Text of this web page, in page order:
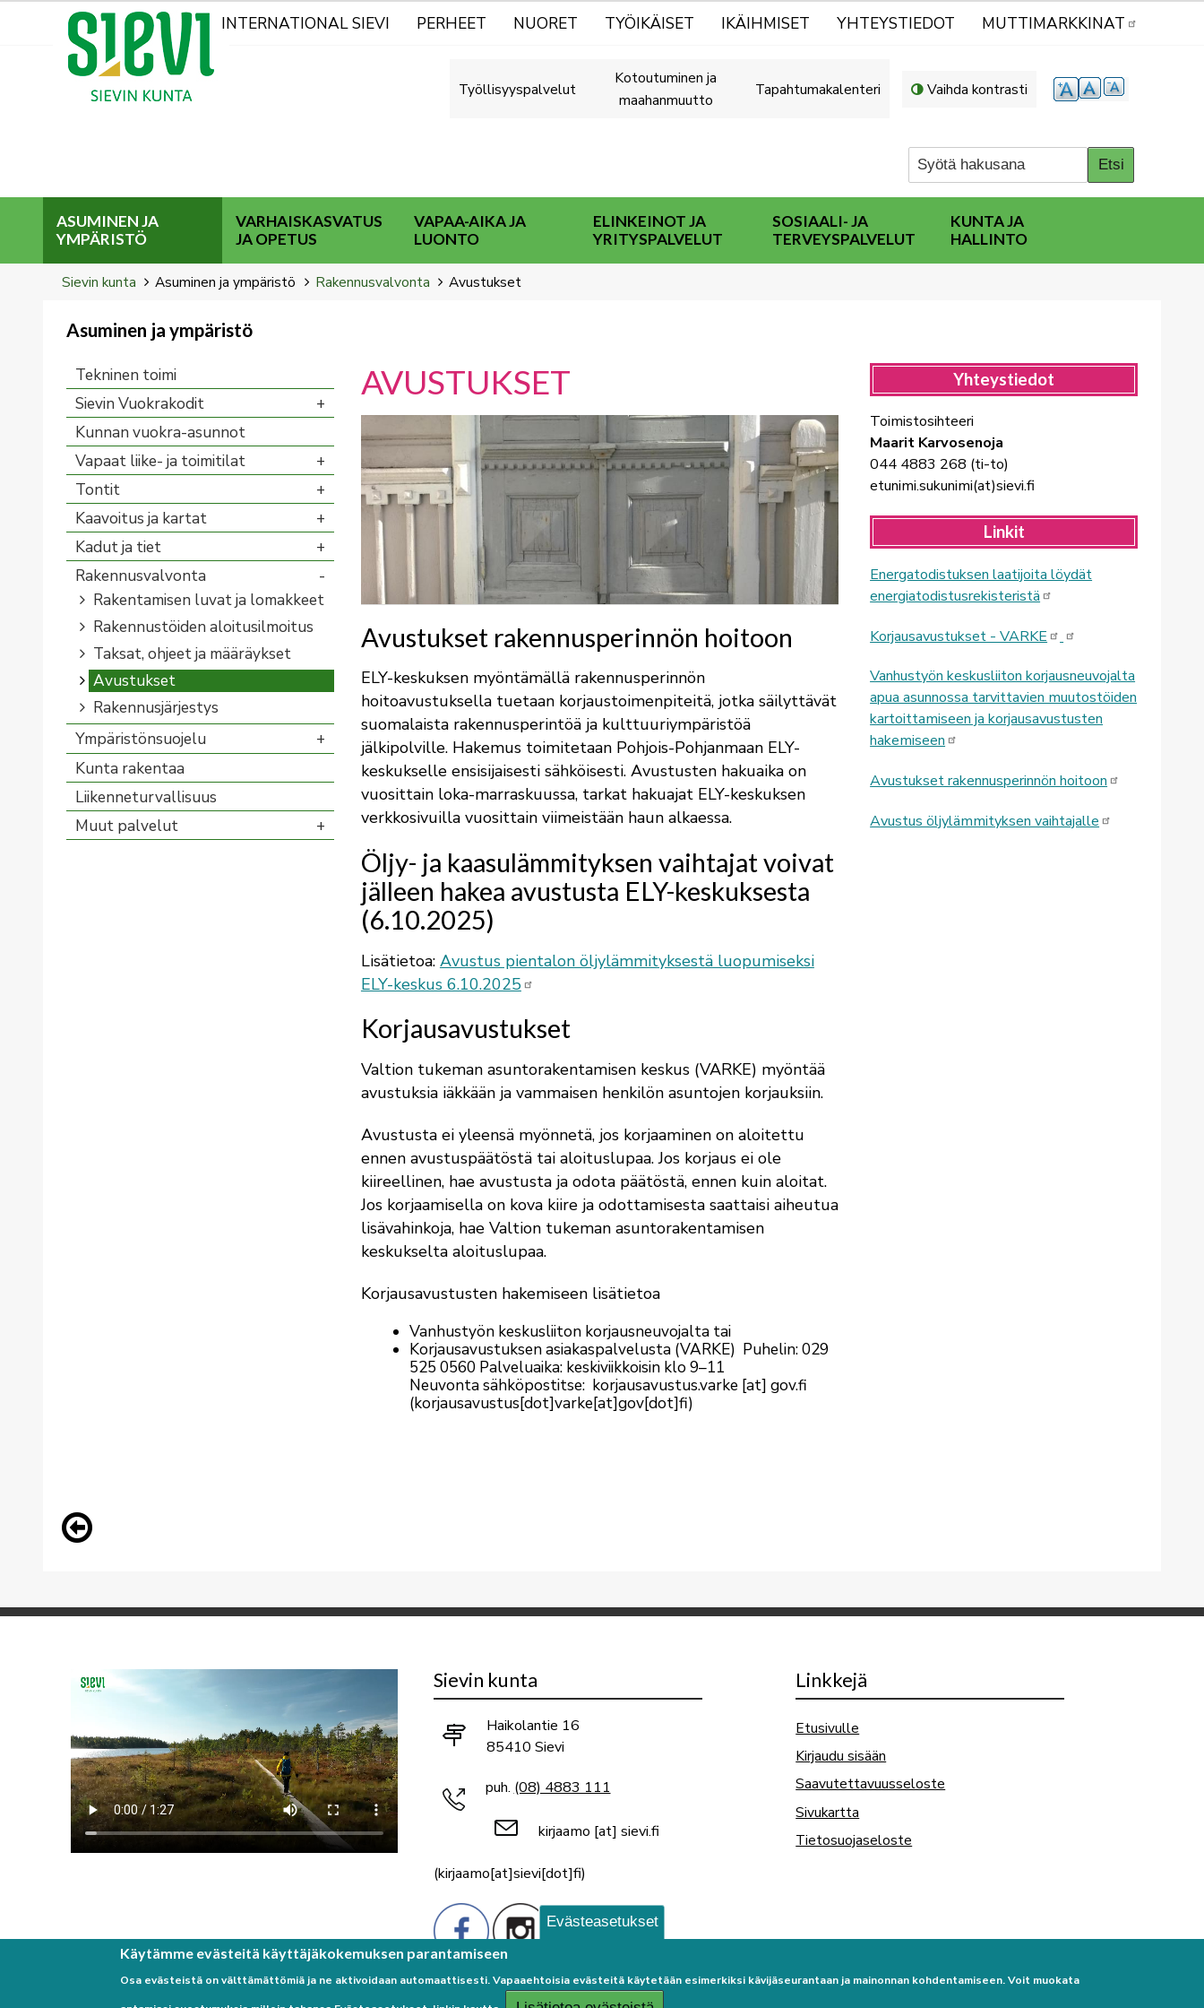
Kohderyhmät
INTERNATIONAL SIEVI PERHEET NUORET TYÖIKÄISET IKÄIHMISET YHTEYSTIEDOT MUTTIMARKKINAT
Työllisyyspalvelut
Kotoutuminen ja
maahanmuutto
Tapahtumakalenteri Vaihda kontrasti
ASUMINEN JA
YMPÄRISTÖ
VARHAISKASVATUS
JA OPETUS
VAPAA-AIKA JA
LUONTO
ELINKEINOT JA
YRITYSPALVELUT
SOSIAALI- JA
TERVEYSPALVELUT
KUNTA JA
HALLINTO
Breadcrumbs
You
here:
Sievin kunta Asuminen ja ympäristö Rakennusvalvonta Avustukset
You
here:
Asuminen ja ympäristö
Tekninen toimi
Sievin Vuokrakodit
Kunnan vuokra-asunnot
Vapaat liike- ja toimitilat
Tontit
Kaavoitus ja kartat
Kadut ja tiet
Rakennusvalvonta
Rakentamisen luvat ja lomakkeet
Rakennustöiden aloitusilmoitus
Taksat, ohjeet ja määräykset
Avustukset
Rakennusjärjestys
Ympäristönsuojelu
Kunta rakentaa
Liikenneturvallisuus
Muut palvelut
AVUSTUKSET
Avustukset rakennusperinnön hoitoon
ELY-keskuksen myöntämällä rakennusperinnön
hoitoavustuksella tuetaan korjaustoimenpiteitä, jotka säilyttävät
suomalaista rakennusperintöä ja kulttuuriympäristöä
jälkipolville. Hakemus toimitetaan Pohjois-Pohjanmaan ELY-
keskukselle ensisijaisesti sähköisesti. Avustusten hakuaika on
vuosittain loka-marraskuussa, tarkat hakuajat ELY-keskuksen
verkkosivuilla vuosittain viimeistään haun alkaessa.
Öljy- ja kaasulämmityksen vaihtajat voivat
jälleen hakea avustusta ELY-keskuksesta
(6.10.2025)
Lisätietoa: Avustus pientalon öljylämmityksestä luopumiseksi
ELY-keskus 6.10.2025
Korjausavustukset
Valtion tukeman asuntorakentamisen keskus (VARKE) myöntää
avustuksia iäkkään ja vammaisen henkilön asuntojen korjauksiin.
Avustusta ei yleensä myönnetä, jos korjaaminen on aloitettu
ennen avustuspäätöstä tai aloituslupaa. Jos korjaus ei ole
kiireellinen, hae avustusta ja odota päätöstä, ennen kuin aloitat.
Jos korjaamisella on kova kiire ja odottamisesta saattaisi aiheutua
lisävahinkoja, hae Valtion tukeman asuntorakentamisen
keskukselta aloituslupaa.
Korjausavustusten hakemiseen lisätietoa
Vanhustyön keskusliiton korjausneuvojalta tai
Korjausavustuksen asiakaspalvelusta (VARKE) Puhelin: 029
525 0560 Palveluaika: keskiviikkoisin klo 9–11
Neuvonta sähköpostitse: korjausavustus.varke[at] gov.fi
(korjausavustus[dot]varke[at]gov[dot]fi)
Yhteystiedot
Toimistosihteeri
Maarit Karvosenoja
044 4883 268 (ti-to)
etunimi.sukunimi(at)sievi.fi
Linkit
Energatodistuksen laatijoita löydät
energiatodistusrekisteristä
Korjausavustukset - VARKE
Vanhustyön keskusliiton korjausneuvojalta
apua asunnossa tarvittavien muutostöiden
kartoittamiseen ja korjausavustusten
hakemiseen
Avustukset rakennusperinnön hoitoon
Avustus öljylämmityksen vaihtajalle
Sievin kunta
Haikolantie 16
85410 Sievi
puh. (08) 4883 111
kirjaamo [at] sievi.fi
(kirjaamo[at]sievi[dot]fi)
Linkkejä
Etusivulle
Kirjaudu sisään
Saavutettavuusseloste
Sivukartta
Tietosuojaseloste
Evästeasetukset
Käytämme evästeitä käyttäjäkokemuksen parantamiseen
Osa evästeistä on välttämättömiä ja ne aktivoidaan automaattisesti. Vapaaehtoisia evästeitä käytetään esimerkiksi kävijäseurantaan ja mainonnan kohdentamiseen. Voit muokata